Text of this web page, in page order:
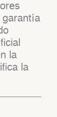
garantía
la
la